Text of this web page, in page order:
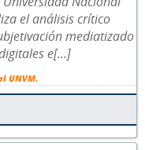
el análisis crítico
mediatizado
e[...]
UNVM.